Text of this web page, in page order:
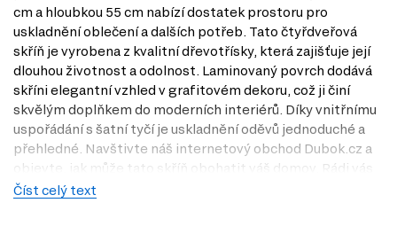
cm a hloubkou 55 cm nabízí dostatek prostoru pro
uskladnění oblečení a dalších potřeb. Tato čtyřdveřová
skříň je vyrobena z kvalitní dřevotřísky, která zajišťuje její
dlouhou životnost a odolnost. Laminovaný povrch dodává
skříni elegantní vzhled v grafitovém dekoru, což ji činí
skvělým doplňkem do moderních interiérů. Díky vnitřnímu
uspořádání s šatní tyčí je uskladnění oděvů jednoduché a
přehledné. Navštivte náš internetový obchod Dubok.cz a
objevte, jak může tato skříň obohatit váš domov. Rádi vás
také přivítáme v naší prodejně v Praze, kde si můžete skříň
Číst celý text